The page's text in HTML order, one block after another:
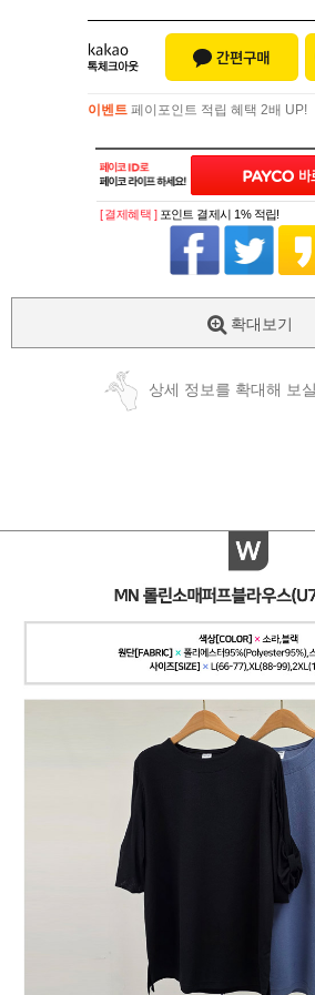
이벤트 페이포인트 적립 혜택 2배 UP!
PAYCO
[ 결제혜택 ] 포인트 결제시 1% 적립!
확대보기
상세 정보를 확대해 보